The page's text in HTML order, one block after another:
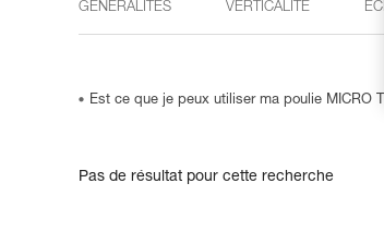
GÉNÉRALITÉS VERTICALITÉ
Est ce que je peux utiliser ma poulie MICRO
Pas de résultat pour cette recherche